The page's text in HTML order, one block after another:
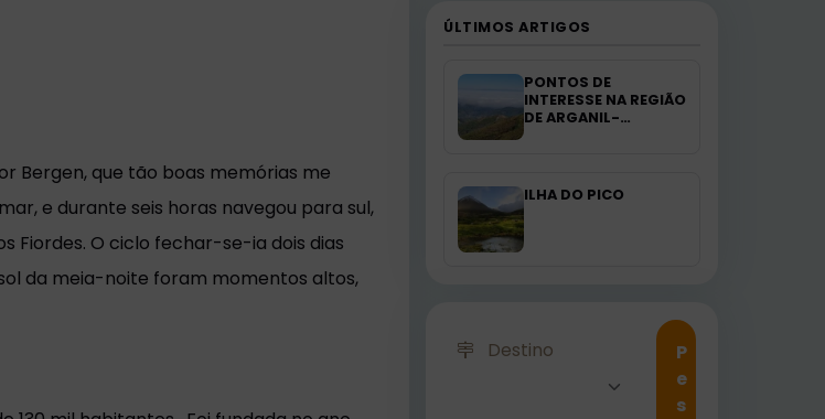
Bergen, que tão boas memórias me
e durante seis horas navegou para sul,
Fiordes. O ciclo fechar-se-ia dois dias
da meia-noite foram momentos altos,
ÚLTIMOS ARTIGOS
PONTOS DE
INTERESSE NA REGIÃO
DE ARGANIL-
ILHA DO PICO
Destino
P
e
s